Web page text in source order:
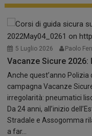
5 Luglio 2026 Paolo
Vacanze Sicure
Anche quest’anno
campagna Vacanze
irregolarità: pneumatici
Da 24 anni, all’inizio
Stradale e Assogomma
a far...